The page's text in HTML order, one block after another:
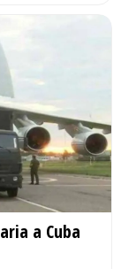
a Cuba